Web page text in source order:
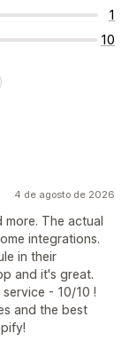
1
10
4 de agosto de 2026
The actual
integrations.
in their
and it's great.
- 10/10 !
and the best